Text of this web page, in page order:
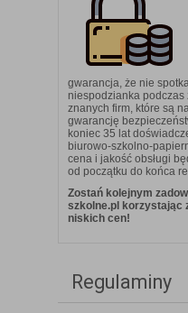
gwarancja, że nie
niespodzianka podczas
znanych firm, które są
gwarancję
koniec 35 lat
biurowo-szkolno-
cena i jakość obsługi
od początku do końca
Zostań kolejnym
szkolne.pl korzystając
niskich cen!
Regulaminy